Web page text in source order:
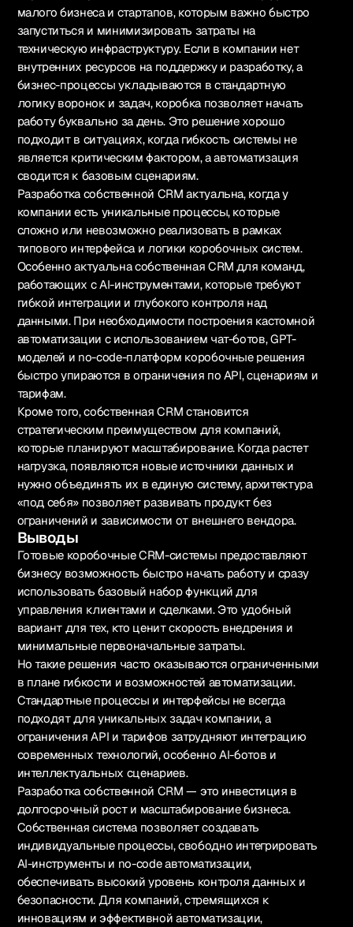
малого бизнеса и стартапов, которым важно быстро
запуститься и минимизировать затраты на
техническую инфраструктуру. Если в компании нет
внутренних ресурсов на поддержку и разработку, а
бизнес-процессы укладываются в стандартную
логику воронок и задач, коробка позволяет начать
работу буквально за день. Это решение хорошо
подходит в ситуациях, когда гибкость системы не
является критическим фактором, а автоматизация
сводится к базовым сценариям.
Разработка собственной CRM актуальна, когда у
компании есть уникальные процессы, которые
сложно или невозможно реализовать в рамках
типового интерфейса и логики коробочных систем.
Особенно актуальна собственная CRM для команд,
работающих с AI-инструментами, которые требуют
гибкой интеграции и глубокого контроля над
данными. При необходимости построения кастомной
автоматизации с использованием чат-ботов, GPT-
моделей и no-code-платформ коробочные решения
быстро упираются в ограничения по API, сценариям и
тарифам.
Кроме того, собственная CRM становится
стратегическим преимуществом для компаний,
которые планируют масштабирование. Когда растет
нагрузка, появляются новые источники данных и
нужно объединять их в единую систему, архитектура
«под себя» позволяет развивать продукт без
ограничений и зависимости от внешнего вендора.
Выводы
Готовые коробочные CRM-системы предоставляют
бизнесу возможность быстро начать работу и сразу
использовать базовый набор функций для
управления клиентами и сделками. Это удобный
вариант для тех, кто ценит скорость внедрения и
минимальные первоначальные затраты.
Но такие решения часто оказываются ограниченными
в плане гибкости и возможностей автоматизации.
Стандартные процессы и интерфейсы не всегда
подходят для уникальных задач компании, а
ограничения API и тарифов затрудняют интеграцию
современных технологий, особенно AI-ботов и
интеллектуальных сценариев.
Разработка собственной CRM — это инвестиция в
долгосрочный рост и масштабирование бизнеса.
Собственная система позволяет создавать
индивидуальные процессы, свободно интегрировать
AI-инструменты и no-code автоматизации,
обеспечивать высокий уровень контроля данных и
безопасности. Для компаний, стремящихся к
инновациям и эффективной автоматизации,